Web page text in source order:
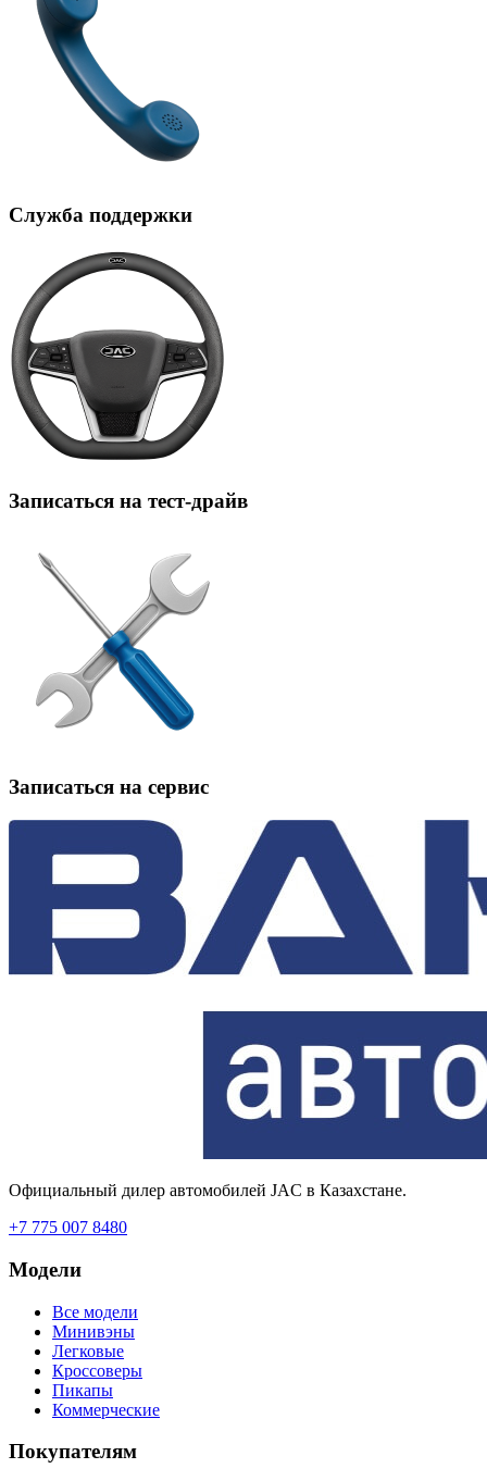
Служба поддержки
Записаться на тест-драйв
Записаться на сервис
Официальный дилер автомобилей JAC в Казахстане.
+7 775 007 8480
Модели
Все модели
Минивэны
Легковые
Кроссоверы
Пикапы
Коммерческие
Покупателям